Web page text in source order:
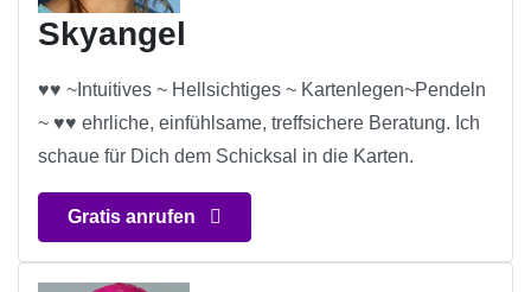
Skyangel
♥♥ ~Intuitives ~ Hellsichtiges ~ Kartenlegen~Pendeln
~ ♥♥ ehrliche, einfühlsame, treffsichere Beratung. Ich
schaue für Dich dem Schicksal in die Karten.
Gratis anrufen